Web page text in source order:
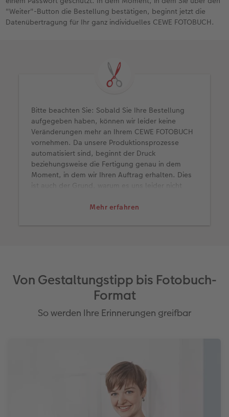
"Weiter"-Button die Bestellung bestätigen, beginnt jetzt die
Datenübertragung für Ihr ganz individuelles CEWE FOTOBUCH.
Mehr erfahren
Bitte beachten Sie: Sobald Sie Ihre Bestellung
aufgegeben haben, können wir leider keine
Veränderungen mehr an Ihrem CEWE FOTOBUCH
vornehmen. Da unsere Produktionsprozesse
automatisiert sind, beginnt der Druck
beziehungsweise die Fertigung genau in dem
Moment, in dem wir Ihren Auftrag erhalten. Dies
ist auch der Grund, warum es uns leider nicht
Von Gestaltungstipp bis Fotobuch-
Format
So werden Ihre Erinnerungen greifbar